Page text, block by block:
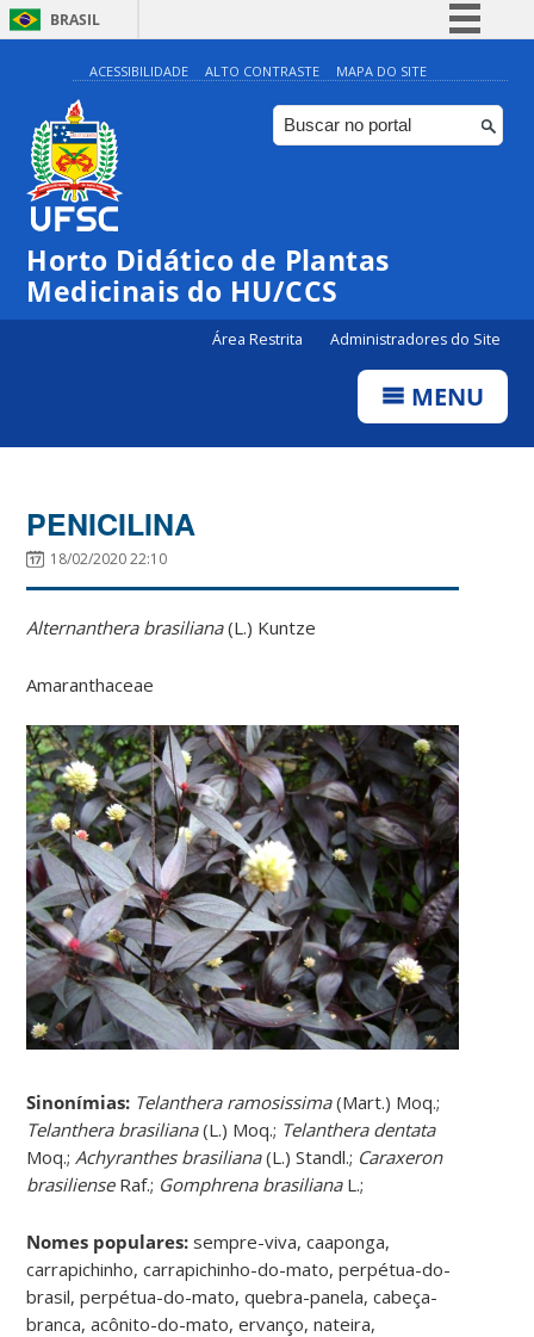
BRASIL
Simplifique!
Comunica BR
Participe
Canais
ACESSIBILIDADE ALTO CONTRASTE MAPA DO SITE
Horto Didático de Plantas
Medicinais do HU/CCS
Área Restrita Administradores do Site
MENU
PENICILINA
18/02/2020 22:10
Alternanthera brasiliana(L.) Kuntze
Amaranthaceae
Sinonímias: Telanthera ramosissima(Mart.) Moq.;
Telanthera brasiliana(L.) Moq.; Telanthera dentata
Moq.; Achyranthes brasiliana(L.) Standl.; Caraxeron
brasiliense Raf.; Gomphrena brasilianaL.;
Nomes populares:sempre-viva, caaponga,
carrapichinho, carrapichinho-do-mato, perpétua-do-
brasil, perpétua-do-mato, quebra-panela, cabeça-
branca, acônito-do-mato, ervanço, nateira,